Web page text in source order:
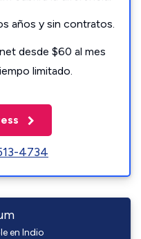
años y sin contratos.
desde $60 al mes
limitado.
4734
en Indio